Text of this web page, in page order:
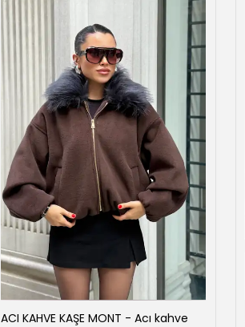
ACI KAHVE KAŞE MONT - Acı kahve